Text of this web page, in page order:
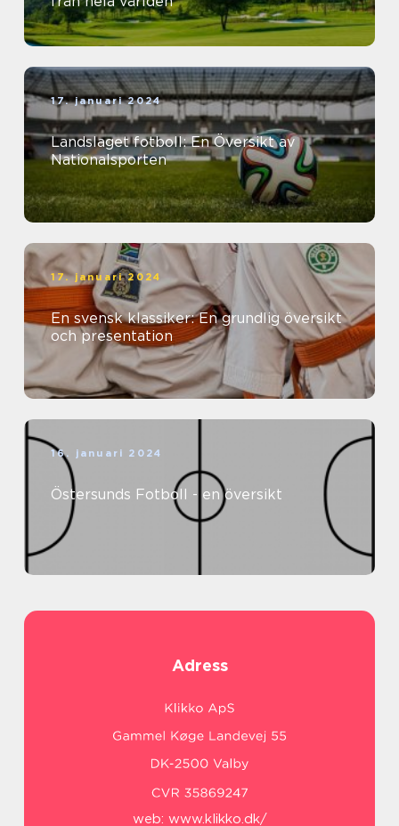
17. januari 2024
Landslaget fotboll: En Översikt av
Nationalsporten
17. januari 2024
En svensk klassiker: En grundlig översikt
och presentation
16. januari 2024
Östersunds Fotboll - en översikt
Adress
web: www.klikko.dk/